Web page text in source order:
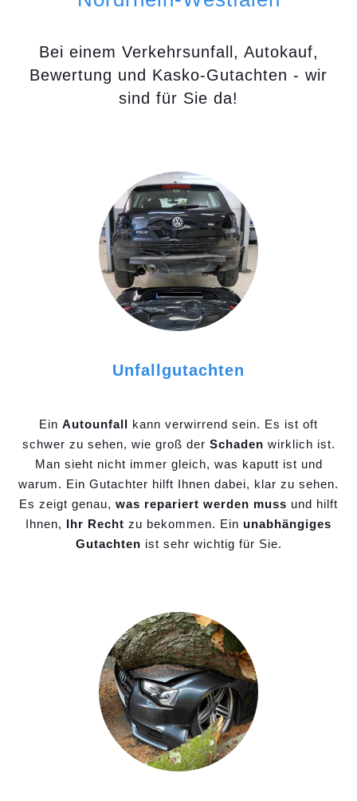
Bei einem Verkehrsunfall, Autokauf,
Bewertung und Kasko-Gutachten - wir
sind für Sie da!
Unfallgutachten
Ein Autounfall kann verwirrend sein. Es ist oft
schwer zu sehen, wie groß der Schaden wirklich ist.
Man sieht nicht immer gleich, was kaputt ist und
warum. Ein Gutachter hilft Ihnen dabei, klar zu sehen.
Es zeigt genau, was repariert werden muss und hilft
Ihnen, Ihr Recht zu bekommen. Ein unabhängiges
Gutachten ist sehr wichtig für Sie.